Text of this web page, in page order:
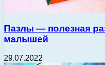
Пазлы — полезная
малышей
29.07.2022